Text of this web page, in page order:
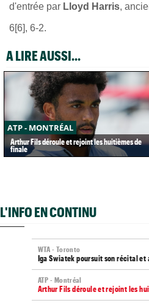
d'entrée par Lloyd Harris,
6[6], 6-2.
A LIRE AUSSI...
ATP - MONTRÉAL
Arthur Fils déroule et rejoint les huitièmes de
finale
L'INFO EN CONTINU
WTA - Toronto
Iga Swiatek poursuit son récital
ATP - Montréal
Arthur Fils déroule et rejoint les